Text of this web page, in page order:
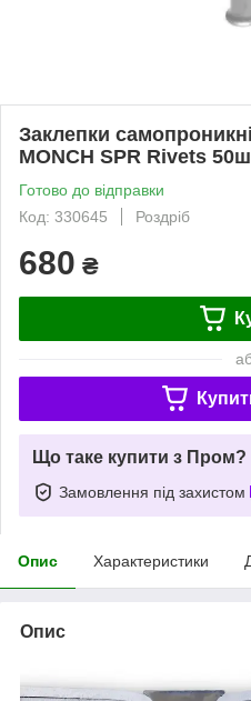
Заклепки
MONCH SPR Rivets
Готово до відправки
Код: 330645
Роздріб
680 ₴
Що таке купити з Пром?
Замовлення під захистом
Опис Характеристики
Опис